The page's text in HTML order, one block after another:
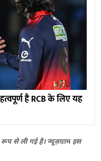
है RCB के लिए यह
रूप से ली गई है।न्यूज़ग्राम इस